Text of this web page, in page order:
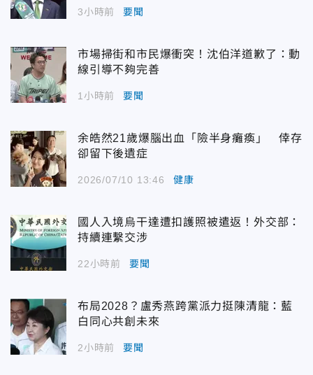
3小時前 要聞
市場掃街和市民爆衝突！沈伯洋道歉了：動
線引導不夠完善
1小時前 要聞
余皓然21歲爆腦出血「險半身癱瘓」 倖存
卻留下後遺症
2026/07/10 13:46 健康
國人入境烏干達遭扣護照被遣返！外交部：
持續連繫交涉
22小時前 要聞
布局2028？盧秀燕跨黨派力挺陳清龍：藍
白同心共創未來
2小時前 要聞